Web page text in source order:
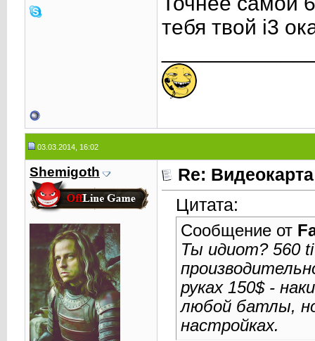
тебя твой i3
03.03.2014, 16:02
Shemigoth
Re: Видеокарта
Цитата:
Сообщение от
Ты идиот? 560 ti
руках 150$ -
любой батлы,
настройках.